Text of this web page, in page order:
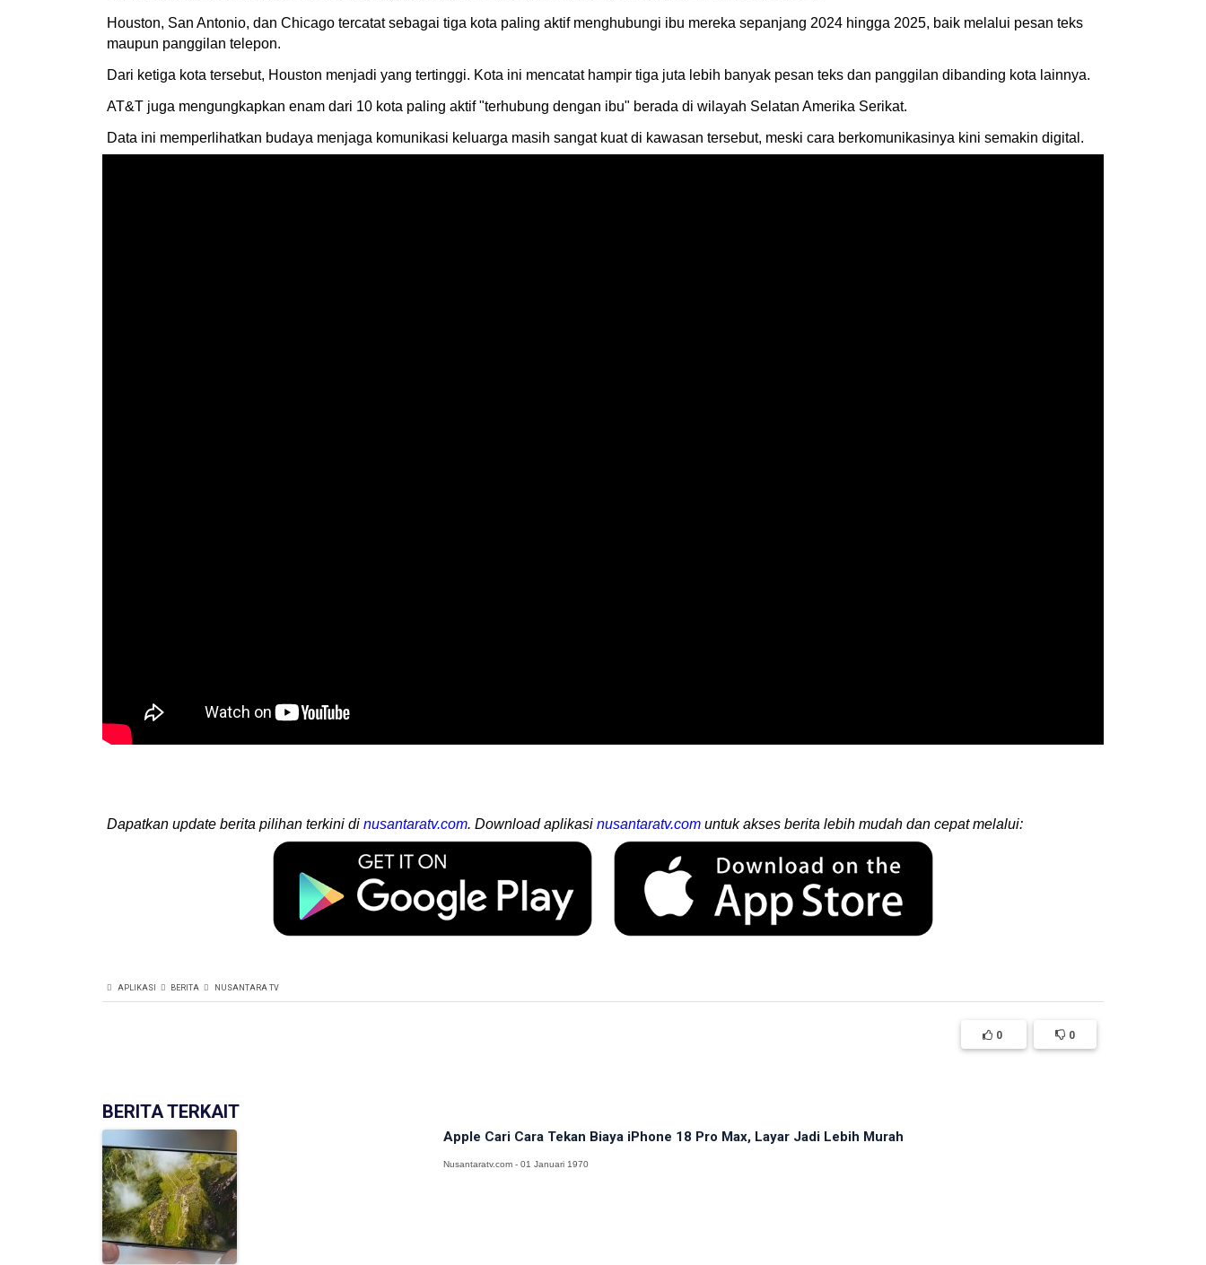
Houston, San Antonio, dan Chicago tercatat sebagai tiga kota paling aktif menghubungi ibu mereka sepanjang 2024 hingga 2025, baik melalui pesan teks
maupun panggilan telepon.
Dari ketiga kota tersebut, Houston menjadi yang tertinggi. Kota ini mencatat hampir tiga juta lebih banyak pesan teks dan panggilan dibanding kota lainnya.
AT&T juga mengungkapkan enam dari 10 kota paling aktif "terhubung dengan ibu" berada di wilayah Selatan Amerika Serikat.
Data ini memperlihatkan budaya menjaga komunikasi keluarga masih sangat kuat di kawasan tersebut, meski cara berkomunikasinya kini semakin digital.
Dapatkan update berita pilihan terkini di nusantaratv.com. Download aplikasi nusantaratv.com untuk akses berita lebih mudah dan cepat melalui:
APLIKASI BERITA NUSANTARA TV
0 0
BERITA TERKAIT
Apple Cari Cara Tekan Biaya iPhone 18 Pro Max, Layar Jadi Lebih Murah
Nusantaratv.com - 01 Januari 1970